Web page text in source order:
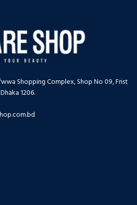
Shopping Complex, Shop No 09, Frist
1206.